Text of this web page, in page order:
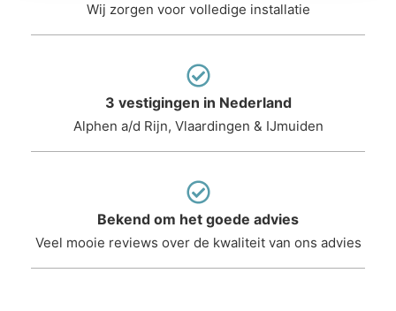
Wij zorgen voor volledige installatie
3 vestigingen in Nederland
Alphen a/d Rijn, Vlaardingen & IJmuiden
Bekend om het goede advies
Veel mooie reviews over de kwaliteit van ons advies